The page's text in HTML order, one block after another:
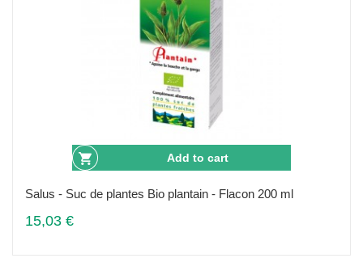
Add to cart
Salus - Suc de plantes Bio plantain - Flacon 200 ml
15,03 €